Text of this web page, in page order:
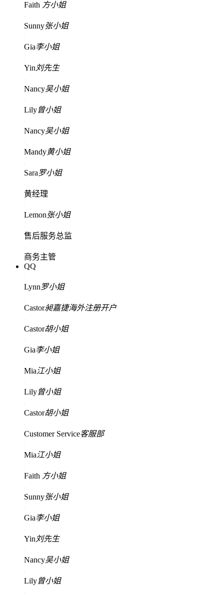
Faith 方小姐
Sunny张小姐
Gia李小姐
Yin 刘先生
Nancy吴小姐
Lily曾小姐
Nancy吴小姐
Mandy黄小姐
Sara罗小姐
黄经理
Lemon张小姐
售后服务总监
商务主管
QQ
Lynn罗小姐
Castor昶嘉捷海外注册开户
Castor胡小姐
Gia李小姐
Mia江小姐
Lily曾小姐
Castor胡小姐
Customer Service客服部
Mia江小姐
Faith 方小姐
Sunny张小姐
Gia李小姐
Yin 刘先生
Nancy吴小姐
Lily曾小姐